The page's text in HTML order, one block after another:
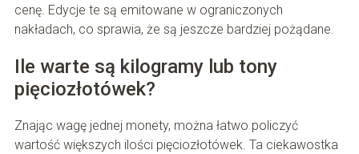
cenę. Edycje te są emitowane w ograniczonych
nakładach, co sprawia, że są jeszcze bardziej pożądane.
Ile warte są kilogramy lub tony
pięciozłotówek?
Znając wagę jednej monety, można łatwo policzyć
wartość większych ilości pięciozłotówek. Ta ciekawostka